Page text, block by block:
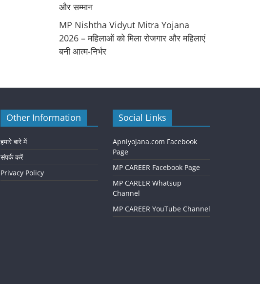
और सम्मान
MP Nishtha Vidyut Mitra Yojana
2026 – महिलाओं को मिला रोजगार और महिलाएं
बनी आत्म-निर्भर
Other Information
हमारे बारे में
संपर्क करें
Privacy Policy
Social Links
Apniyojana.com Facebook
Page
MP CAREER Facebook Page
MP CAREER Whatsup
Channel
MP CAREER YouTube Channel